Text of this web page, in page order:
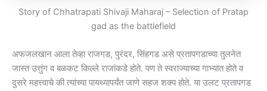
Story of Chhatrapati Shivaji Maharaj – Selection of Pratap
gad as the battlefield
अफजलखान आला तेव्हा राजगड, पुरंदर, सिंहगड असे प्रतापगडाच्या तुलनेत
जास्त उत्तुंग व बळकट किल्ले राजांकडे होते. पण ते स्वराज्याच्या गाभ्यात होते व
दुसरे महत्त्वाचे की त्यांच्या पायथ्यापर्यंत जाणे सहज शक्य होते. या उलट प्रतापगड